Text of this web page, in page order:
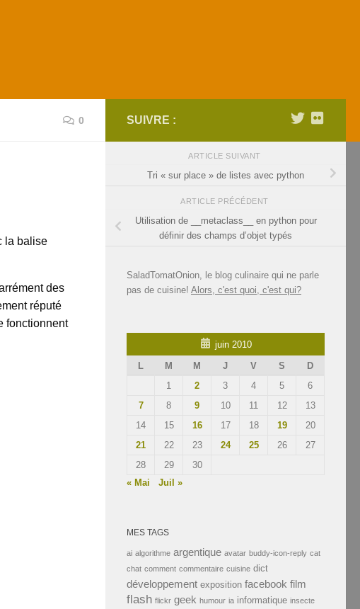
0
la balise
des
réputé
fonctionnent
SUIVRE :
ARTICLE SUIVANT
Tri « sur place » de listes avec python
ARTICLE PRÉCÉDENT
Utilisation de __metaclass__ en python pour
définir des champs d’objet typés
SaladTomatOnion, le blog culinaire qui ne parle
pas de cuisine! Alors, c'est quoi, c'est qui?
juin 2010
L
M M J V S
D
1
2 3 4 5
6
7
8 9 10 11 12
13
14
15 16 17 18 19
20
21
22 23 24 25 26
27
28
29
30
« Mai
Juil »
MES TAGS
ai algorithme argentique avatar buddy-icon-reply cat
chat comment commentaire cuisine dict
développement exposition facebook film
flash flickr geek humour ia informatique insecte